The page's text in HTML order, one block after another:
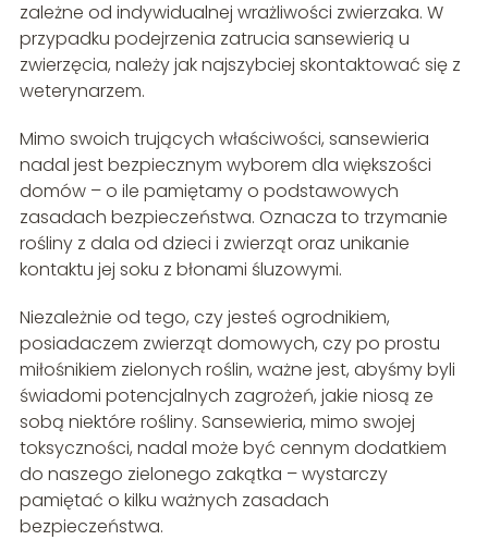
zależne od indywidualnej wrażliwości zwierzaka. W
przypadku podejrzenia zatrucia sansewierią u
zwierzęcia, należy jak najszybciej skontaktować się z
weterynarzem.
Mimo swoich trujących właściwości, sansewieria
nadal jest bezpiecznym wyborem dla większości
domów – o ile pamiętamy o podstawowych
zasadach bezpieczeństwa. Oznacza to trzymanie
rośliny z dala od dzieci i zwierząt oraz unikanie
kontaktu jej soku z błonami śluzowymi.
Niezależnie od tego, czy jesteś ogrodnikiem,
posiadaczem zwierząt domowych, czy po prostu
miłośnikiem zielonych roślin, ważne jest, abyśmy byli
świadomi potencjalnych zagrożeń, jakie niosą ze
sobą niektóre rośliny. Sansewieria, mimo swojej
toksyczności, nadal może być cennym dodatkiem
do naszego zielonego zakątka – wystarczy
pamiętać o kilku ważnych zasadach
bezpieczeństwa.